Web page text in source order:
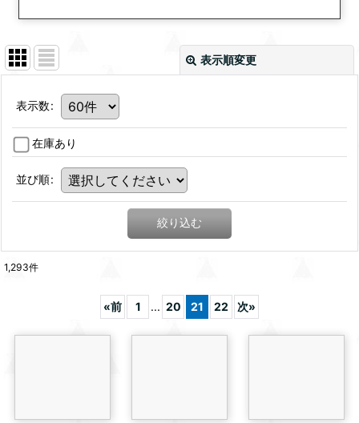
表示順変更
表示数:
在庫あり
並び順:
絞り込む
1,293件
«前 1 ... 20 21 22 次»